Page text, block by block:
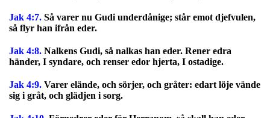
Jak 4:7. Så varer nu Gudi underdånige; står emot djefvulen,
så flyr han ifrån eder.
Jak 4:8. Nalkens Gudi, så nalkas han eder. Rener edra
händer, I syndare, och renser edor hjerta, I ostadige.
Jak 4:9. Varer elände, och sörjer, och gråter: edart löje vände
sig i gråt, och glädjen i sorg.